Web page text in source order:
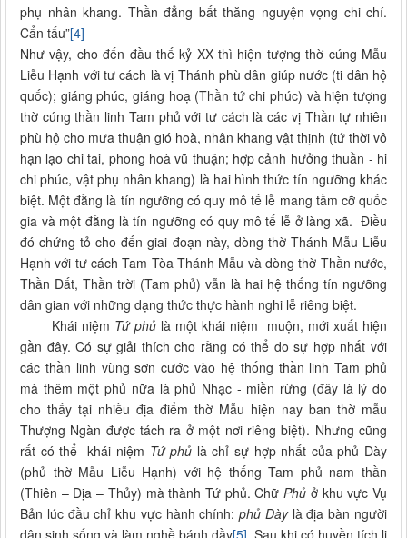
phụ nhân khang. Thần đẳng bất thăng nguyện vọng chi chí.
Cẩn tấu”[4]
Như vậy, cho đến đầu thế kỷ XX thì hiện t­ượng thờ cúng Mẫu
Liễu Hạnh với t­ư cách là vị Thánh phù dân giúp nư­ớc (ti dân hộ
quốc); giáng phúc, giáng hoạ (Thần tứ chi phúc) và hiện tượng
thờ cúng thần linh Tam phủ với tư­ cách là các vị Thần tự nhiên
phù hộ cho mư­a thuận gió hoà, nhân khang vật thịnh (tứ thời vô
hạn lạo chi tai, phong hoà vũ thuận; hợp cảnh hưởng thuần - hi
chi phúc, vật phụ nhân khang) là hai hình thức tín ngư­ỡng khác
biệt. Một đằng là tín ngưỡng có quy mô tế lễ mang tầm cỡ quốc
gia và một đằng là tín ng­ưỡng có quy mô tế lễ ở làng xã. Điều
đó chứng tỏ cho đến giai đoạn này, dòng thờ Thánh Mẫu Liễu
Hạnh với tư cách Tam Tòa Thánh Mẫu và dòng thờ Thần nước,
Thần Đất, Thần trời (Tam phủ) vẫn là hai hệ thống tín ngưỡng
dân gian với những dạng thức thực hành nghi lễ riêng biệt.
Khái niệm Tứ phủ là một khái niệm muộn, mới xuất hiện
gần đây. Có sự giải thích cho rằng có thể do sự hợp nhất với
các thần linh vùng sơn cước vào hệ thống thần linh Tam phủ
mà thêm một phủ nữa là phủ Nhạc - miền rừng (đây là lý do
cho thấy tại nhiều địa điểm thờ Mẫu hiện nay ban thờ mẫu
Thượng Ngàn được tách ra ở một nơi riêng biệt). Nhưng cũng
rất có thể khái niệm Tứ phủ là chỉ sự hợp nhất của phủ Dày
(phủ thờ Mẫu Liễu Hạnh) với hệ thống Tam phủ nam thần
(Thiên – Địa – Thủy) mà thành Tứ phủ. ChữPhủ ở khu vực Vụ
Bản lúc đầu chỉ khu vực hành chính:phủ Dàylà địa bàn người